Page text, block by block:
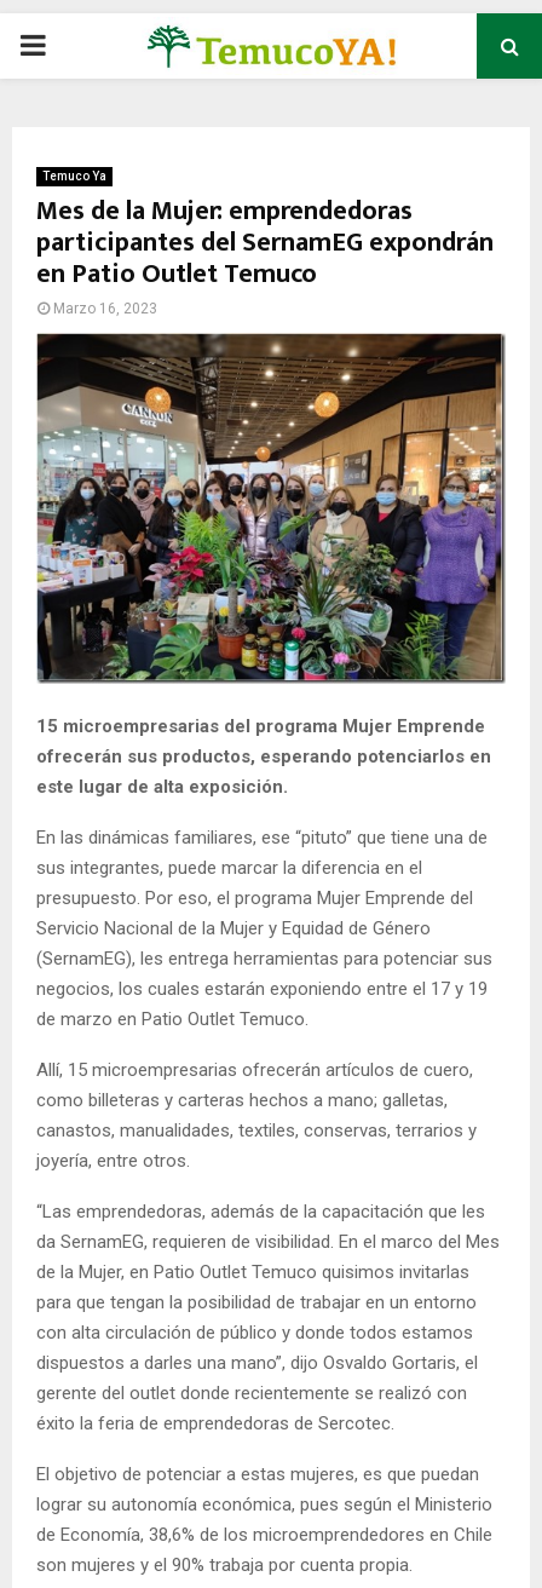
P
M
A
R
M
E
N
Temuco Ya
Mes de la Mujer: emprendedoras
participantes del SernamEG expondrán
en Patio Outlet Temuco
Marzo 16, 2023
15 microempresarias del programa Mujer Emprende
ofrecerán sus productos, esperando potenciarlos en
este lugar de alta exposición.
En las dinámicas familiares, ese “pituto” que tiene una de
sus integrantes, puede marcar la diferencia en el
presupuesto. Por eso, el programa Mujer Emprende del
Servicio Nacional de la Mujer y Equidad de Género
(SernamEG), les entrega herramientas para potenciar sus
negocios, los cuales estarán exponiendo entre el 17 y 19
de marzo en Patio Outlet Temuco.
Allí, 15 microempresarias ofrecerán artículos de cuero,
como billeteras y carteras hechos a mano; galletas,
canastos, manualidades, textiles, conservas, terrarios y
joyería, entre otros.
“Las emprendedoras, además de la capacitación que les
da SernamEG, requieren de visibilidad. En el marco del Mes
de la Mujer, en Patio Outlet Temuco quisimos invitarlas
para que tengan la posibilidad de trabajar en un entorno
con alta circulación de público y donde todos estamos
dispuestos a darles una mano”, dijo Osvaldo Gortaris, el
gerente del outlet donde recientemente se realizó con
éxito la feria de emprendedoras de Sercotec.
El objetivo de potenciar a estas mujeres, es que puedan
lograr su autonomía económica, pues según el Ministerio
de Economía, 38,6% de los microemprendedores en Chile
son mujeres y el 90% trabaja por cuenta propia.